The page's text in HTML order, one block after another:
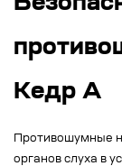
Кедр А
Противошумные
органов слуха в